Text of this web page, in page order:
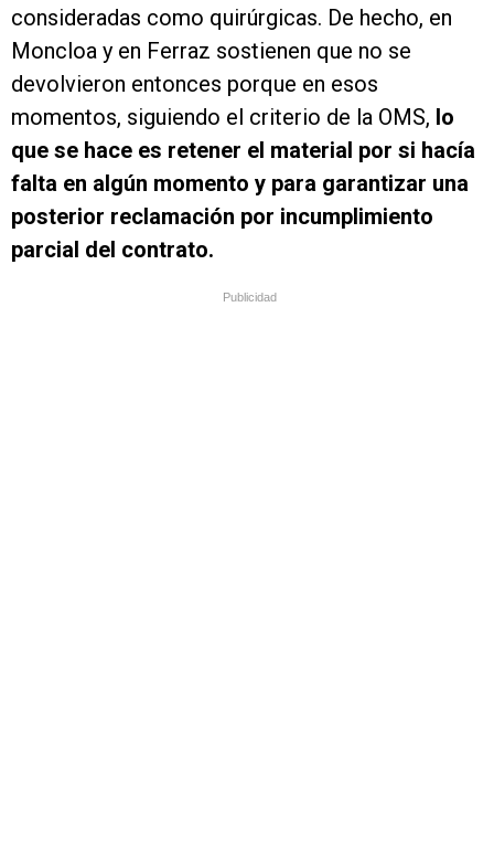
consideradas como quirúrgicas. De hecho, en
Moncloa y en Ferraz sostienen que no se
devolvieron entonces porque en esos
momentos, siguiendo el criterio de la OMS, lo
que se hace es retener el material por si hacía
falta en algún momento y para garantizar una
posterior reclamación por incumplimiento
parcial del contrato.
Publicidad